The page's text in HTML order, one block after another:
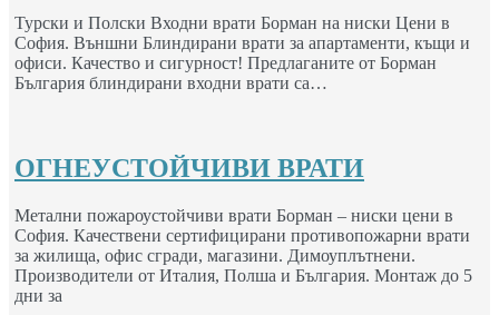
Турски и Полски Входни врати Борман на ниски Цени в
София. Външни Блиндирани врати за апартаменти, къщи и
офиси. Качество и сигурност! Предлаганите от Борман
България блиндирани входни врати са…
ОГНЕУСТОЙЧИВИ ВРАТИ
Метални пожароустойчиви врати Борман – ниски цени в
София. Качествени сертифицирани противопожарни врати
за жилища, офис сгради, магазини. Димоуплътнени.
Производители от Италия, Полша и България. Монтаж до 5
дни за